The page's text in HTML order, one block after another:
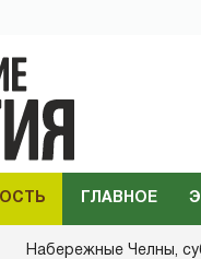
ГЛАВНОЕ
Набережные Челны,